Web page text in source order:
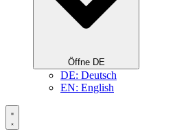
Öffne DE
DE: Deutsch
EN: English